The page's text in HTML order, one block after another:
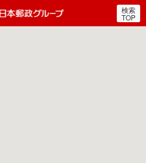
郵便局・日本郵政グルー
検索
TOP